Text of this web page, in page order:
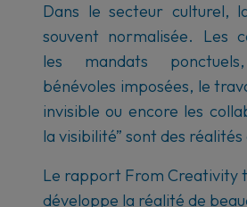
Dans le secteur culturel,
souvent normalisée. Les
les mandats
bénévoles imposées, le
invisible ou encore les
la visibilité” sont des
Le rapport From Creativity
développe la réalité de